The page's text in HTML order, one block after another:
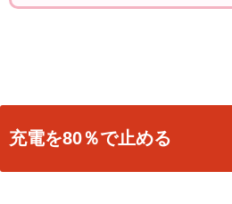
充電を80％で止める